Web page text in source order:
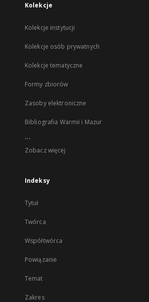
Kolekcje
Kolekcje instytucji
Kolekcje osób prywatnych
Kolekcje tematyczne
Formy zbiorów
Zasoby elektroniczne
Bibliografia Warmii i Mazur
...
Zobacz więcej
Indeksy
Tytuł
Twórca
Współtwórca
Powiązanie
Temat
Zakres